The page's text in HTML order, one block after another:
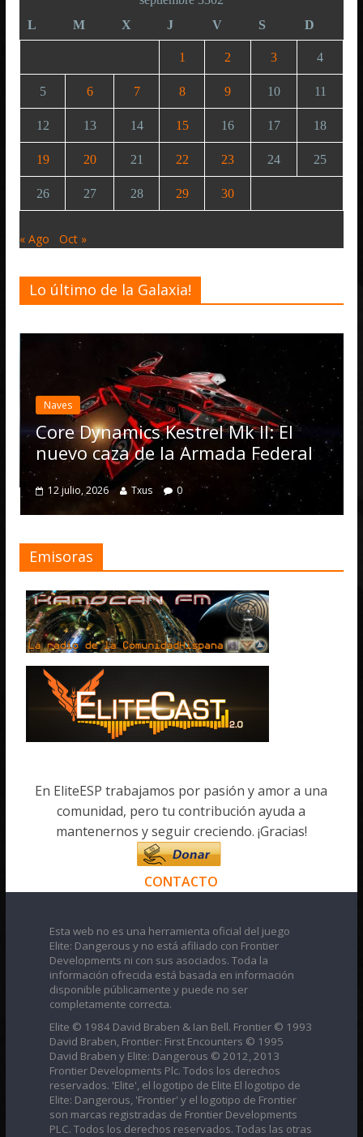
L
M X J V S D
1 2 3 4
5 6 7 8 9 10 11
12 13 14 15 16 17 18
19 20 21 22 23 24 25
26 27 28 29 30
« Ago Oct »
Lo último de la Galaxia!
Naves
Core Dynamics Kestrel Mk II: El
nuevo caza de la Armada Federal
12 julio, 2026 Txus 0
Emisoras
En EliteESP trabajamos por pasión y amor a una
comunidad, pero tu contribución ayuda a
mantenernos y seguir creciendo. ¡Gracias!
CONTACTO
Esta web no es una herramienta oficial del juego
Elite: Dangerous y no está afiliado con Frontier
Developments ni con sus asociados. Toda la
información ofrecida está basada en información
disponible públicamente y puede no ser
completamente correcta.
Elite © 1984 David Braben & Ian Bell. Frontier © 1993
David Braben, Frontier: First Encounters © 1995
David Braben y Elite: Dangerous © 2012, 2013
Frontier Developments Plc. Todos los derechos
reservados. 'Elite', el logotipo de Elite El logotipo de
Elite: Dangerous, 'Frontier' y el logotipo de Frontier
son marcas registradas de Frontier Developments
PLC. Todos los derechos reservados. Todas las otras